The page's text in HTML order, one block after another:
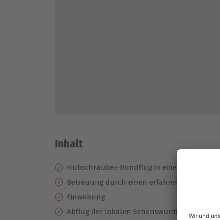
Inhalt
Hubschrauber-Rundflug in einem Robinson
Betreuung durch einen erfahrenen Piloten
Einweisung
Abflug der lokalen Sehenswürdigkeiten